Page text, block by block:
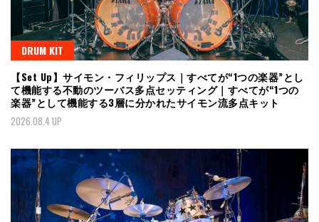
DRUM KIT
【Set Up】サイモン・フィリップス｜すべてが“1つの楽器”とし
て機能する不動のツーバス多点セッティング｜すべてが“1つの
楽器”として機能する3層に分かれたサイモン流多点キット
2026.08.4 UP